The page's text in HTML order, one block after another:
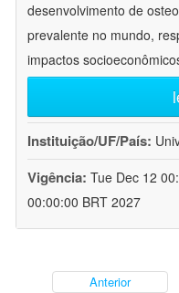
desenvolvimento de
prevalente no mundo,
impactos
Instituição/UF/País:
Vigência: Tue Dec 12
00:00:00 BRT 2027
Anterior